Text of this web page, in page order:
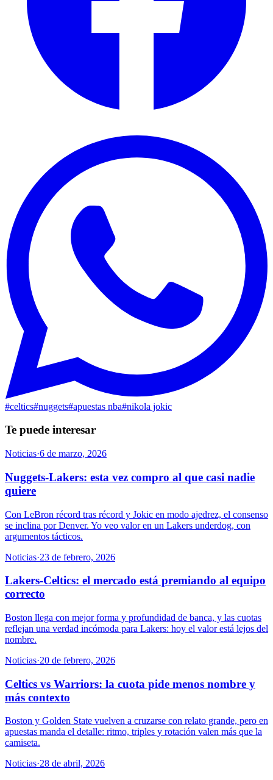
#celtics#nuggets#apuestas nba#nikola jokic
Te puede interesar
Noticias·6 de marzo, 2026
Nuggets-Lakers: esta vez compro al que casi nadie
quiere
Con LeBron récord tras récord y Jokic en modo ajedrez, el consenso
se inclina por Denver. Yo veo valor en un Lakers underdog, con
argumentos tácticos.
Noticias·23 de febrero, 2026
Lakers-Celtics: el mercado está premiando al equipo
correcto
Boston llega con mejor forma y profundidad de banca, y las cuotas
reflejan una verdad incómoda para Lakers: hoy el valor está lejos del
nombre.
Noticias·20 de febrero, 2026
Celtics vs Warriors: la cuota pide menos nombre y
más contexto
Boston y Golden State vuelven a cruzarse con relato grande, pero en
apuestas manda el detalle: ritmo, triples y rotación valen más que la
camiseta.
Noticias·28 de abril, 2026